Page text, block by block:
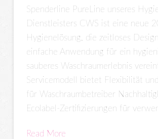
Spenderline PureLine unseres
Dienstleisters CWS ist eine neue
Hygienelösung, die zeitloses Design
einfache Anwendung für ein
sauberes Waschraumerlebnis
Servicemodell bietet Flexibilität
für Waschraumbetreiber
Ecolabel-Zertifizierungen für
Read More